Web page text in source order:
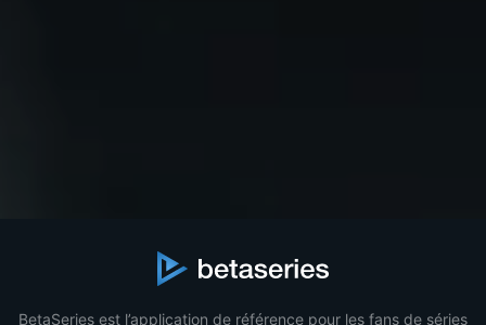
BetaSeries est l’application de référence pour les fans de séries